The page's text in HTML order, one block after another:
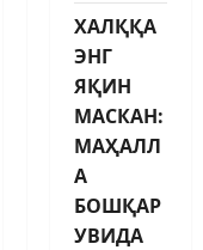
ХАЛҚҚА
ЭНГ
ЯҚИН
МАСКАН:
МАҲАЛЛ
А
БОШҚАР
УВИДА